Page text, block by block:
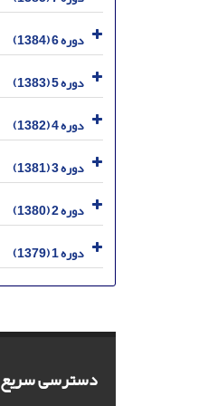
دوره 6 (1384)
دوره 5 (1383)
دوره 4 (1382)
دوره 3 (1381)
دوره 2 (1380)
دوره 1 (1379)
دسترسی سریع